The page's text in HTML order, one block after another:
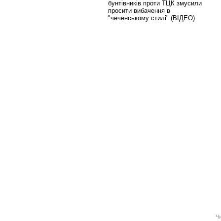
бунтівників проти ТЦК змусили
просити вибачення в
"чеченському стилі" (ВІДЕО)